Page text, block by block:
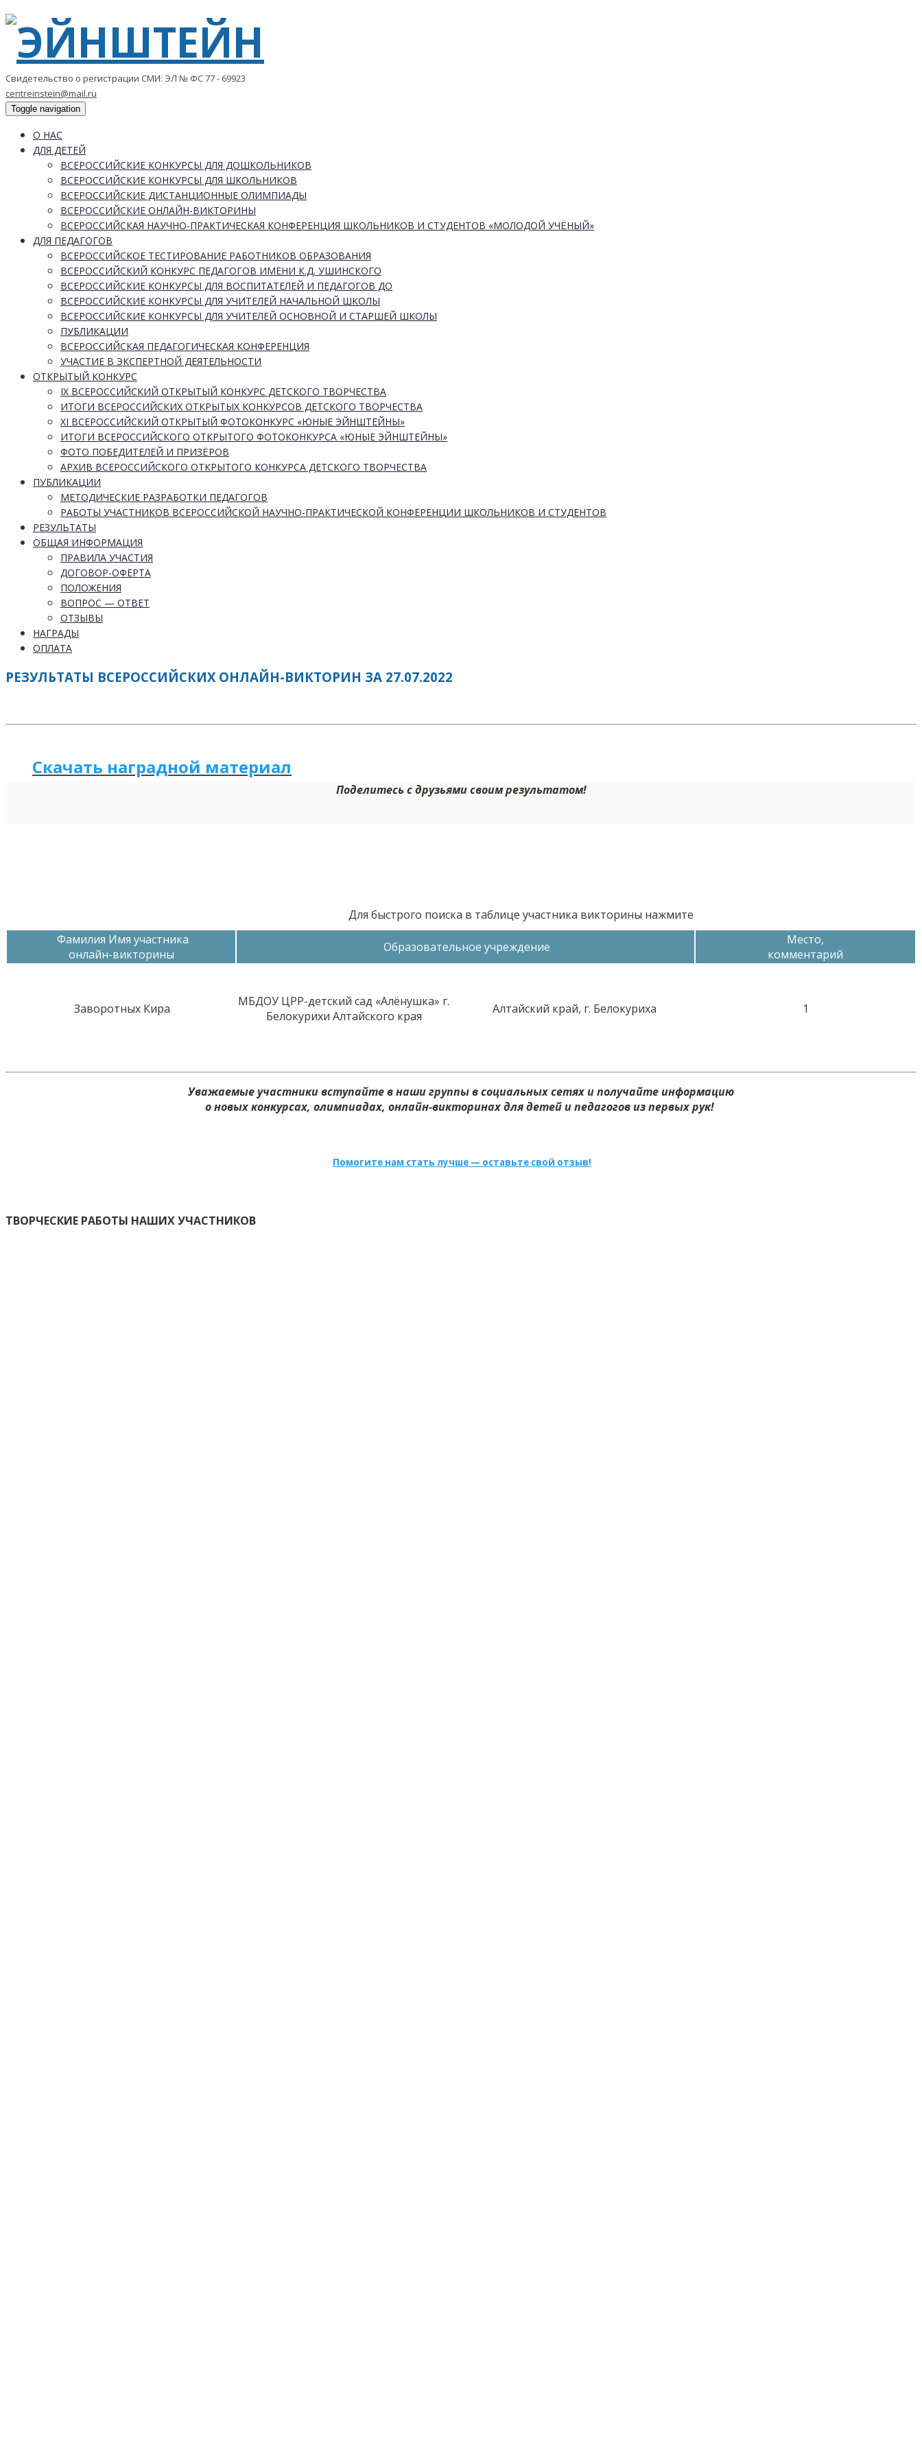
Свидетельство о регистрации СМИ: ЭЛ № ФС 77 - 69923
centreinstein@mail.ru
Toggle navigation
О НАС
ДЛЯ ДЕТЕЙ
ВСЕРОССИЙСКИЕ КОНКУРСЫ ДЛЯ ДОШКОЛЬНИКОВ
ВСЕРОССИЙСКИЕ КОНКУРСЫ ДЛЯ ШКОЛЬНИКОВ
ВСЕРОССИЙСКИЕ ДИСТАНЦИОННЫЕ ОЛИМПИАДЫ
ВСЕРОССИЙСКИЕ ОНЛАЙН-ВИКТОРИНЫ
ВСЕРОССИЙСКАЯ НАУЧНО-ПРАКТИЧЕСКАЯ КОНФЕРЕНЦИЯ ШКОЛЬНИКОВ И СТУДЕНТОВ «МОЛОДОЙ УЧЁНЫЙ»
ДЛЯ ПЕДАГОГОВ
ВСЕРОССИЙСКОЕ ТЕСТИРОВАНИЕ РАБОТНИКОВ ОБРАЗОВАНИЯ
ВСЕРОССИЙСКИЙ КОНКУРС ПЕДАГОГОВ ИМЕНИ К.Д. УШИНСКОГО
ВСЕРОССИЙСКИЕ КОНКУРСЫ ДЛЯ ВОСПИТАТЕЛЕЙ И ПЕДАГОГОВ ДО
ВСЕРОССИЙСКИЕ КОНКУРСЫ ДЛЯ УЧИТЕЛЕЙ НАЧАЛЬНОЙ ШКОЛЫ
ВСЕРОССИЙСКИЕ КОНКУРСЫ ДЛЯ УЧИТЕЛЕЙ ОСНОВНОЙ И СТАРШЕЙ ШКОЛЫ
ПУБЛИКАЦИИ
ВСЕРОССИЙСКАЯ ПЕДАГОГИЧЕСКАЯ КОНФЕРЕНЦИЯ
УЧАСТИЕ В ЭКСПЕРТНОЙ ДЕЯТЕЛЬНОСТИ
ОТКРЫТЫЙ КОНКУРС
IX ВСЕРОССИЙСКИЙ ОТКРЫТЫЙ КОНКУРС ДЕТСКОГО ТВОРЧЕСТВА
ИТОГИ ВСЕРОССИЙСКИХ ОТКРЫТЫХ КОНКУРСОВ ДЕТСКОГО ТВОРЧЕСТВА
XI ВСЕРОССИЙСКИЙ ОТКРЫТЫЙ ФОТОКОНКУРС «ЮНЫЕ ЭЙНШТЕЙНЫ»
ИТОГИ ВСЕРОССИЙСКОГО ОТКРЫТОГО ФОТОКОНКУРСА «ЮНЫЕ ЭЙНШТЕЙНЫ»
ФОТО ПОБЕДИТЕЛЕЙ И ПРИЗЁРОВ
АРХИВ ВСЕРОССИЙСКОГО ОТКРЫТОГО КОНКУРСА ДЕТСКОГО ТВОРЧЕСТВА
ПУБЛИКАЦИИ
МЕТОДИЧЕСКИЕ РАЗРАБОТКИ ПЕДАГОГОВ
РАБОТЫ УЧАСТНИКОВ ВСЕРОССИЙСКОЙ НАУЧНО-ПРАКТИЧЕСКОЙ КОНФЕРЕНЦИИ ШКОЛЬНИКОВ И СТУДЕНТОВ
РЕЗУЛЬТАТЫ
ОБЩАЯ ИНФОРМАЦИЯ
ПРАВИЛА УЧАСТИЯ
ДОГОВОР-ОФЕРТА
ПОЛОЖЕНИЯ
ВОПРОС — ОТВЕТ
ОТЗЫВЫ
НАГРАДЫ
ОПЛАТА
РЕЗУЛЬТАТЫ ВСЕРОССИЙСКИХ ОНЛАЙН-ВИКТОРИН ЗА 27.07.2022
Скачать наградной материал
Поделитесь с друзьями своим результатом!
Для быстрого поиска в таблице участника викторины нажмите
Фамилия Имя участника
онлайн-викторины
Образовательное учреждение
Место,
комментарий
Заворотных Кира
МБДОУ ЦРР-детский сад «Алёнушка» г.
Белокурихи Алтайского края
Алтайский край, г. Белокуриха 1
Уважаемые участники вступайте в наши группы в социальных сетях и получайте информацию
о новых конкурсах, олимпиадах, онлайн-викторинах для детей и педагогов из первых рук!
Помогите нам стать лучше — оставьте свой отзыв!
ТВОРЧЕСКИЕ РАБОТЫ НАШИХ УЧАСТНИКОВ